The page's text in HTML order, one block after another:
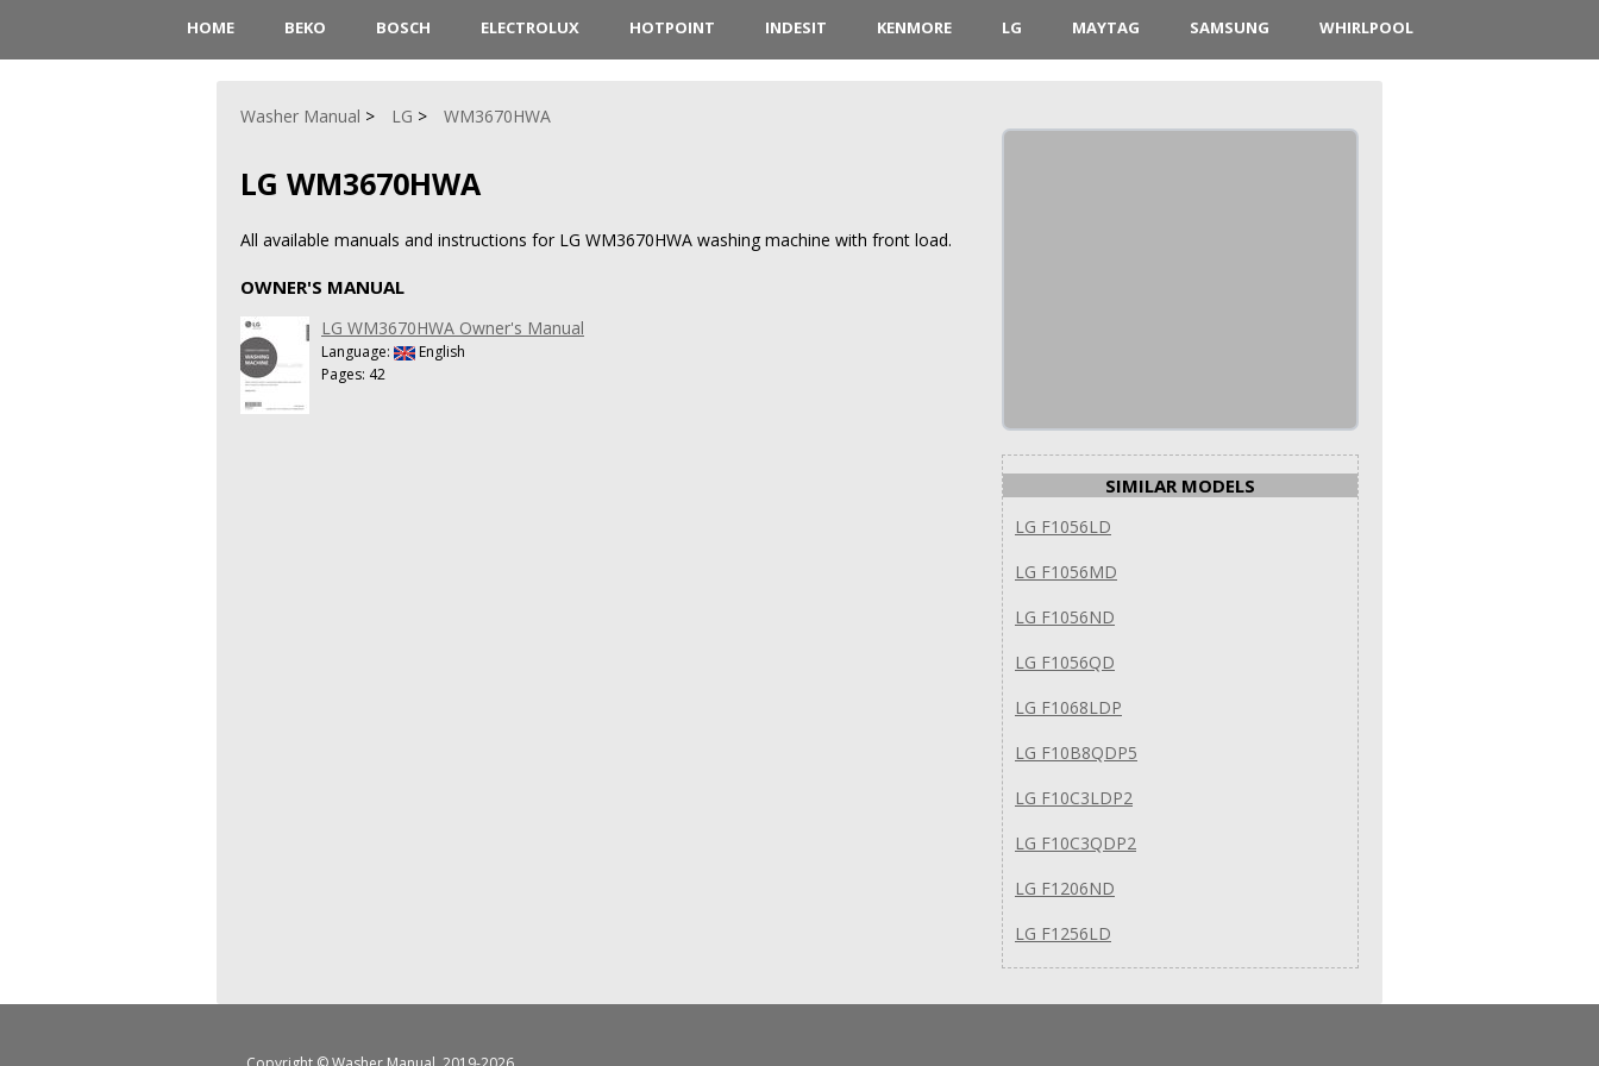
HOME BEKO BOSCH ELECTROLUX HOTPOINT INDESIT KENMORE LG MAYTAG SAMSUNG WHIRLPOOL
Washer Manual LG WM3670HWA
LG WM3670HWA
All available manuals and instructions for LG WM3670HWA washing machine with front load.
OWNER'S MANUAL
LG WM3670HWA Owner's Manual
Language:
English
Pages: 42
SIMILAR MODELS
LG F1056LD
LG F1056MD
LG F1056ND
LG F1056QD
LG F1068LDP
LG F10B8QDP5
LG F10C3LDP2
LG F10C3QDP2
LG F1206ND
LG F1256LD